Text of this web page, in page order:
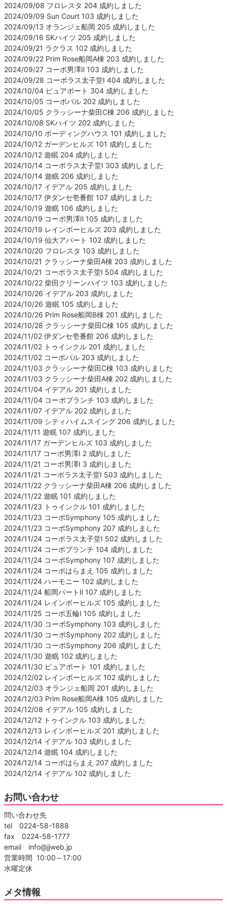
2024/09/08 フロレスタ 204 成約しました
2024/09/09 Sun Court 103 成約しました
2024/09/13 オランジェ船岡 205 成約しました
2024/09/16 SKハイツ 205 成約しました
2024/09/21 ラクラス 102 成約しました
2024/09/22 Prim Rose船岡A棟 203 成約しました
2024/09/27 コーポ男澤Ⅱ 103 成約しました
2024/09/28 コーポラス太子堂Ⅰ 404 成約しました
2024/10/04 ピュアポート 304 成約しました
2024/10/05 コーポパル 202 成約しました
2024/10/05 クラッシーナ柴田C棟 206 成約しました
2024/10/08 SKハイツ 202 成約しました
2024/10/10 ボーディングハウス 101 成約しました
2024/10/12 ガーデンヒルズ 101 成約しました
2024/10/12 遊眠 204 成約しました
2024/10/14 コーポラス太子堂Ⅰ 303 成約しました
2024/10/14 遊眠 206 成約しました
2024/10/17 イデアル 205 成約しました
2024/10/17 伊ダンセ壱番館 107 成約しました
2024/10/19 遊眠 106 成約しました
2024/10/19 コーポ男澤Ⅱ 105 成約しました
2024/10/19 レインボーヒルズ 203 成約しました
2024/10/19 仙大アパート 102 成約しました
2024/10/20 フロレスタ 103 成約しました
2024/10/21 クラッシーナ柴田A棟 203 成約しました
2024/10/21 コーポラス太子堂Ⅰ 504 成約しました
2024/10/22 柴田クリーンハイツ 103 成約しました
2024/10/26 イデアル 203 成約しました
2024/10/26 遊眠 105 成約しました
2024/10/26 Prim Rose船岡B棟 201 成約しました
2024/10/28 クラッシーナ柴田C棟 105 成約しました
2024/11/02 伊ダンセ壱番館 206 成約しました
2024/11/02 トゥインクル 201 成約しました
2024/11/02 コーポパル 203 成約しました
2024/11/03 クラッシーナ柴田C棟 103 成約しました
2024/11/03 クラッシーナ柴田A棟 202 成約しました
2024/11/04 イデアル 201 成約しました
2024/11/04 コーポブランチ 103 成約しました
2024/11/07 イデアル 202 成約しました
2024/11/09 シティハイムスイング 206 成約しました
2024/11/11 遊眠 107 成約しました
2024/11/17 ガーデンヒルズ 103 成約しました
2024/11/17 コーポ男澤Ⅰ 2 成約しました
2024/11/21 コーポ男澤Ⅰ 3 成約しました
2024/11/21 コーポラス太子堂Ⅰ 503 成約しました
2024/11/22 クラッシーナ柴田A棟 206 成約しました
2024/11/22 遊眠 101 成約しました
2024/11/23 トゥインクル 101 成約しました
2024/11/23 コーポSymphony 105 成約しました
2024/11/23 コーポSymphony 207 成約しました
2024/11/24 コーポラス太子堂Ⅰ 502 成約しました
2024/11/24 コーポブランチ 104 成約しました
2024/11/24 コーポSymphony 107 成約しました
2024/11/24 コーポはらまえ 105 成約しました
2024/11/24 ハーモニー 102 成約しました
2024/11/24 船岡パートⅡ 107 成約しました
2024/11/24 レインボーヒルズ 105 成約しました
2024/11/25 コーポ五輪Ⅰ 105 成約しました
2024/11/30 コーポSymphony 103 成約しました
2024/11/30 コーポSymphony 202 成約しました
2024/11/30 コーポSymphony 206 成約しました
2024/11/30 遊眠 102 成約しました
2024/11/30 ピュアポート 101 成約しました
2024/12/02 レインボーヒルズ 102 成約しました
2024/12/03 オランジェ船岡 201 成約しました
2024/12/03 Prim Rose船岡A棟 105 成約しました
2024/12/08 イデアル 105 成約しました
2024/12/12 トゥインクル 103 成約しました
2024/12/13 レインボーヒルズ 201 成約しました
2024/12/14 イデアル 103 成約しました
2024/12/14 遊眠 104 成約しました
2024/12/14 コーポはらまえ 207 成約しました
2024/12/14 イデアル 102 成約しました
お問い合わせ
問い合わせ先
tel 0224-58-1888
fax 0224-58-1777
email info@jjweb.jp
営業時間 10:00～17:00
水曜定休
メタ情報